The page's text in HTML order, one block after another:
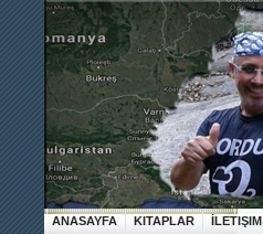
ANASAYFA KITAPLAR İLETIŞIM